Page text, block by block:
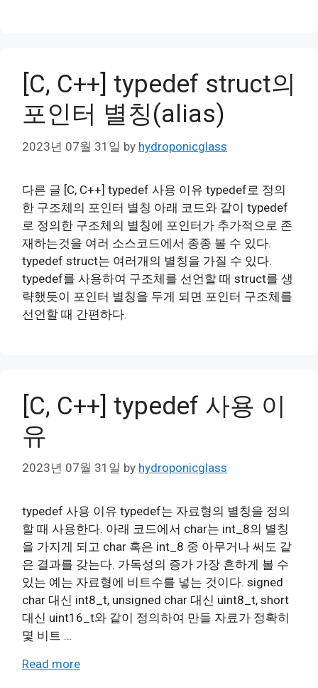
[C, C++] typedef struct의
포인터 별칭(alias)
2023년 07월 31일 by hydroponicglass
다른 글 [C, C++] typedef 사용 이유 typedef로 정의
한 구조체의 포인터 별칭 아래 코드와 같이 typedef
로 정의한 구조체의 별칭에 포인터가 추가적으로 존
재하는것을 여러 소스코드에서 종종 볼 수 있다.
typedef struct는 여러개의 별칭을 가질 수 있다.
typedef를 사용하여 구조체를 선언할 때 struct를 생
략했듯이 포인터 별칭을 두게 되면 포인터 구조체를
선언할 때 간편하다.
[C, C++] typedef 사용 이
유
2023년 07월 31일 by hydroponicglass
typedef 사용 이유 typedef는 자료형의 별칭을 정의
할 때 사용한다. 아래 코드에서 char는 int_8의 별칭
을 가지게 되고 char 혹은 int_8 중 아무거나 써도 같
은 결과를 갖는다. 가독성의 증가 가장 흔하게 볼 수
있는 예는 자료형에 비트수를 넣는 것이다. signed
char 대신 int8_t, unsigned char 대신 uint8_t, short
대신 uint16_t와 같이 정의하여 만들 자료가 정확히
몇 비트 …
Read more